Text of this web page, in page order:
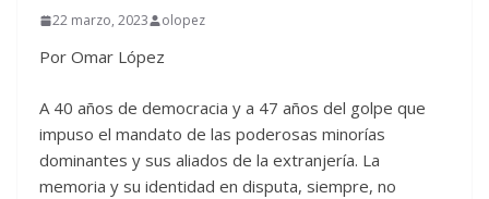
22 marzo, 2023 olopez
Por Omar López
A 40 años de democracia y a 47 años del golpe que
impuso el mandato de las poderosas minorías
dominantes y sus aliados de la extranjería. La
memoria y su identidad en disputa, siempre, no